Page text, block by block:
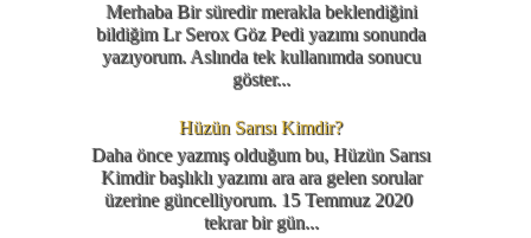
Merhaba Bir süredir merakla beklendiğini
bildiğim Lr Serox Göz Pedi yazımı sonunda
yazıyorum. Aslında tek kullanımda sonucu
göster...
Hüzün Sarısı Kimdir?
Daha önce yazmış olduğum bu, Hüzün Sarısı
Kimdir başlıklı yazımı ara ara gelen sorular
üzerine güncelliyorum. 15 Temmuz 2020
tekrar bir gün...